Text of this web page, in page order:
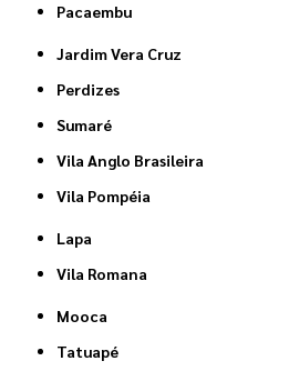
Pacaembu
Jardim Vera Cruz
Perdizes
Sumaré
Vila Anglo Brasileira
Vila Pompéia
Lapa
Vila Romana
Mooca
Tatuapé